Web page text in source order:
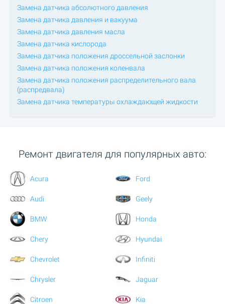
Замена датчика абсолютного давления
Замена датчика давления и вакуума
Замена датчика давления масла
Замена датчика кислорода
Замена датчика положения дроссельной заслонки
Замена датчика положения коленвала
Замена датчика положения распределительного вала
(распредвала)
Замена датчика температуры охлаждающей жидкости
Ремонт двигателя для популярных авто:
Acura
Audi
BMW
Chery
Chevrolet
Chrysler
Citroen
Ford
Geely
Honda
Hyundai
Infiniti
Jaguar
Kia